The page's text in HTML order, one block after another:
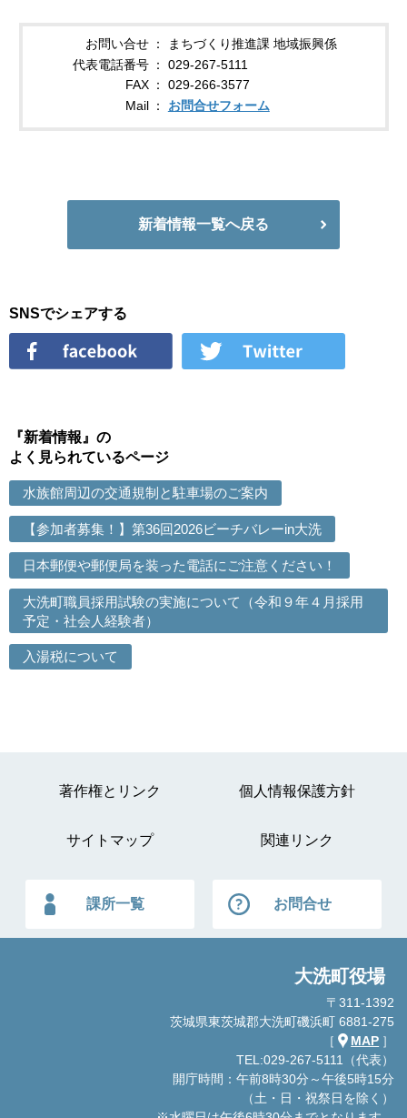
お問い合せ
まちづくり推進課 地域振興係
代表電話番号
029-267-5111
FAX
029-266-3577
Mail
お問合せフォーム
新着情報一覧へ戻る
SNSでシェアする
『新着情報』の
よく見られているページ
水族館周辺の交通規制と駐車場のご案内
【参加者募集！】第36回2026ビーチバレーin大洗
日本郵便や郵便局を装った電話にご注意ください！
大洗町職員採用試験の実施について（令和９年４月採用
予定・社会人経験者）
入湯税について
著作権とリンク 個人情報保護方針
サイトマップ 関連リンク
課所一覧 お問合せ
大洗町役場
〒311-1392
茨城県東茨城郡大洗町磯浜町 6881-275
［
MAP ］
TEL:029-267-5111（代表）
開庁時間：午前8時30分～午後5時15分
（土・日・祝祭日を除く）